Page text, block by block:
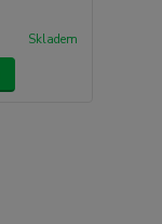
Skladem